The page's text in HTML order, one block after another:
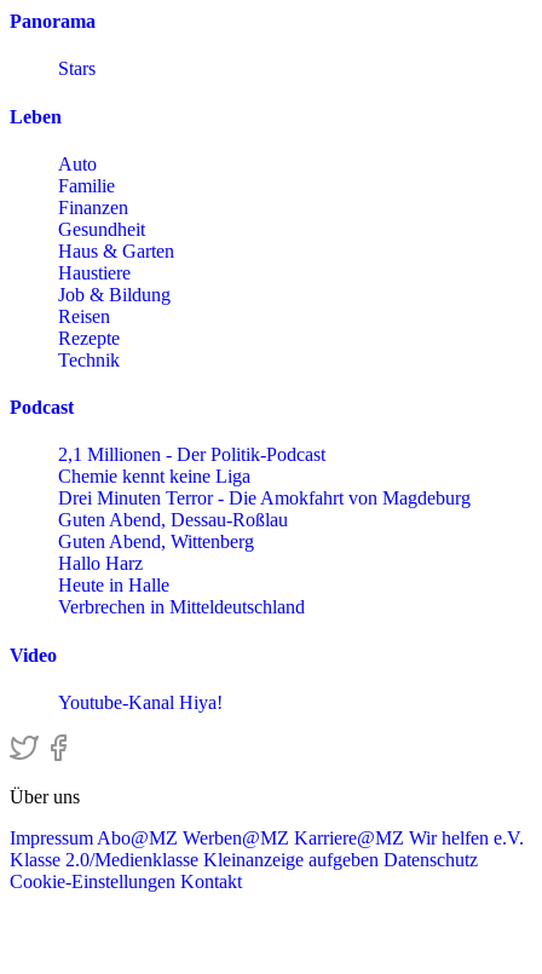
Panorama
Stars
Leben
Auto
Familie
Finanzen
Gesundheit
Haus & Garten
Haustiere
Job & Bildung
Reisen
Rezepte
Technik
Podcast
2,1 Millionen - Der Politik-Podcast
Chemie kennt keine Liga
Drei Minuten Terror - Die Amokfahrt von Magdeburg
Guten Abend, Dessau-Roßlau
Guten Abend, Wittenberg
Hallo Harz
Heute in Halle
Verbrechen in Mitteldeutschland
Video
Youtube-Kanal Hiya!
Über uns
Impressum Abo@MZ Werben@MZ Karriere@MZ Wir helfen e.V.
Klasse 2.0/Medienklasse Kleinanzeige aufgeben Datenschutz
Cookie-Einstellungen Kontakt